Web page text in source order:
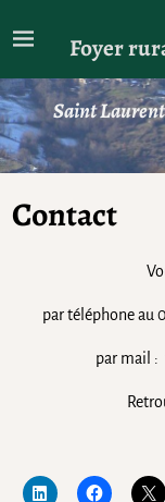
Foyer
Saint Laurent
Contact
par téléphone au
par mail :